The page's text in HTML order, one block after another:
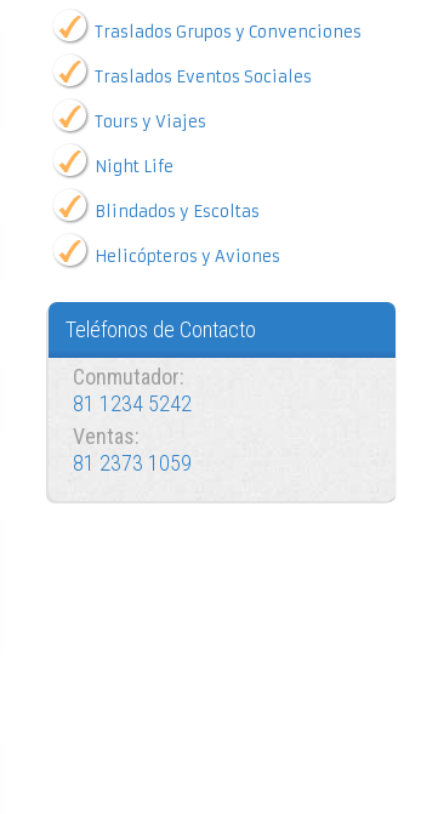
Traslados Grupos y Convenciones
Traslados Eventos Sociales
Tours y Viajes
Night Life
Blindados y Escoltas
Helicópteros y Aviones
Teléfonos de Contacto
Conmutador:
81 1234 5242
Ventas:
81 2373 1059